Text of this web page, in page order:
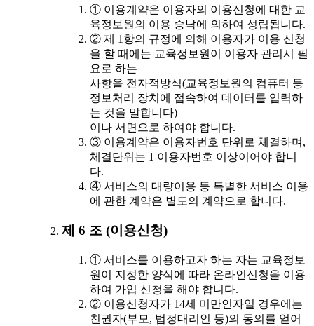
① 이용계약은 이용자의 이용신청에 대한 교
육정보원의 이용 승낙에 의하여 성립됩니다.
② 제 1항의 규정에 의해 이용자가 이용 신청
을 할 때에는 교육정보원이 이용자 관리시 필
요로 하는
사항을 전자적방식(교육정보원의 컴퓨터 등
정보처리 장치에 접속하여 데이터를 입력하
는 것을 말합니다)
이나 서면으로 하여야 합니다.
③ 이용계약은 이용자번호 단위로 체결하며,
체결단위는 1 이용자번호 이상이어야 합니
다.
④ 서비스의 대량이용 등 특별한 서비스 이용
에 관한 계약은 별도의 계약으로 합니다.
제 6 조 (이용신청)
① 서비스를 이용하고자 하는 자는 교육정보
원이 지정한 양식에 따라 온라인신청을 이용
하여 가입 신청을 해야 합니다.
② 이용신청자가 14세 미만인자일 경우에는
친권자(부모, 법정대리인 등)의 동의를 얻어